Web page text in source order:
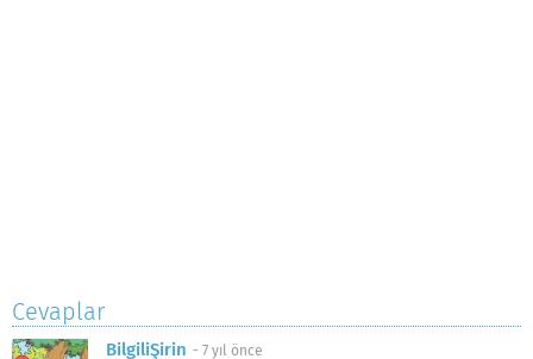
Cevaplar
BilgiliŞirin - 7 yıl önce